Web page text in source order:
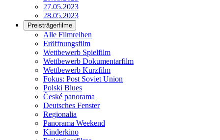
27.05.2023
28.05.2023
Preisträgerfilme
Alle Filmreihen
Eröffnungsfilm
Wettbewerb Spielfilm
Wettbewerb Dokumentarfilm
Wettbewerb Kurzfilm
Fokus: Post Soviet Union
Polski Blues
České panorama
Deutsches Fenster
Regionalia
Panorama Weekend
Kinderkino